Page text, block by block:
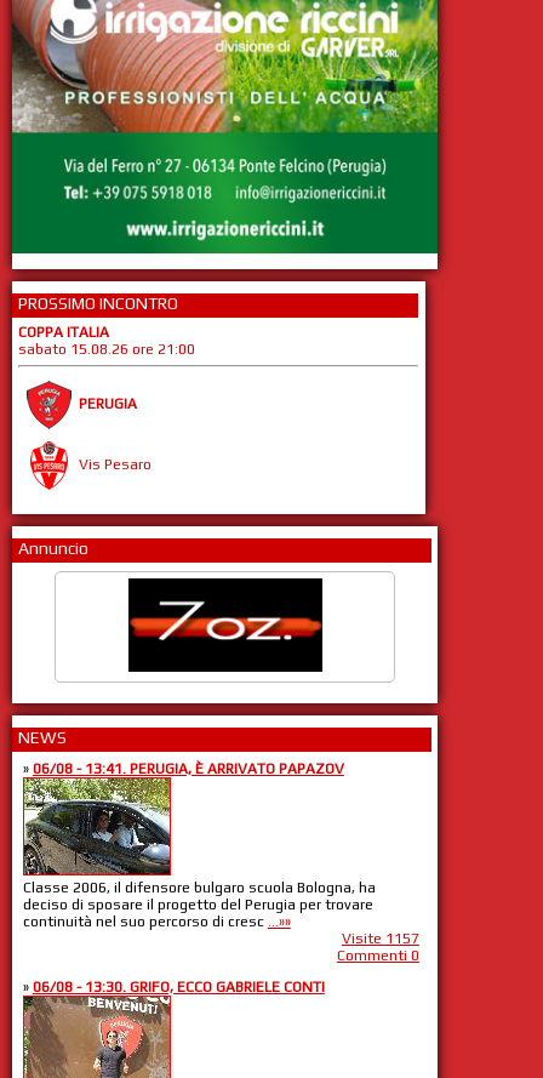
PROSSIMO INCONTRO
COPPA ITALIA
sabato 15.08.26 ore 21:00
PERUGIA
Vis Pesaro
Annuncio
NEWS
» 06/08 - 13:41. PERUGIA, È ARRIVATO PAPAZOV
Classe 2006, il difensore bulgaro scuola Bologna, ha
deciso di sposare il progetto del Perugia per trovare
continuità nel suo percorso di cresc ...»»
Visite 1157
Commenti 0
» 06/08 - 13:30. GRIFO, ECCO GABRIELE CONTI